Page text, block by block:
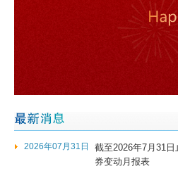
2026年07月31日
截至2026年7月31
券变动月报表